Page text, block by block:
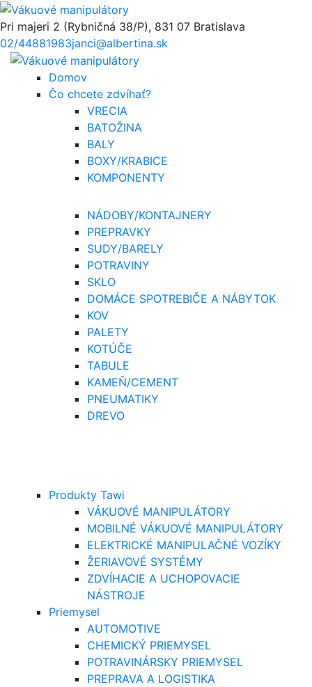
Pri majeri 2 (Rybničná 38/P), 831 07 Bratislava
02/44881983janci@albertina.sk
Domov
Čo chcete zdvíhať?
VRECIA
BATOŽINA
BALY
BOXY/KRABICE
KOMPONENTY
NÁDOBY/KONTAJNERY
PREPRAVKY
SUDY/BARELY
POTRAVINY
SKLO
DOMÁCE SPOTREBIČE A NÁBYTOK
KOV
PALETY
KOTÚČE
TABULE
KAMEŇ/CEMENT
PNEUMATIKY
DREVO
Produkty Tawi
VÁKUOVÉ MANIPULÁTORY
MOBILNÉ VÁKUOVÉ MANIPULÁTORY
ELEKTRICKÉ MANIPULAČNÉ VOZÍKY
ŽERIAVOVÉ SYSTÉMY
ZDVÍHACIE A UCHOPOVACIE
NÁSTROJE
Priemysel
AUTOMOTIVE
CHEMICKÝ PRIEMYSEL
POTRAVINÁRSKY PRIEMYSEL
PREPRAVA A LOGISTIKA